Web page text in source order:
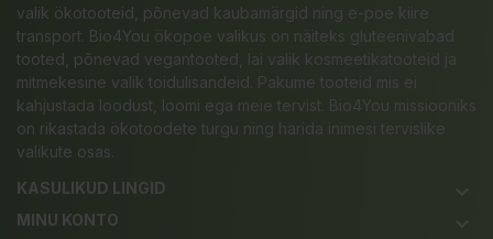
valik ökotooteid, põnevad kaubamärgid ning e-poe kiire
transport. Bio4You ökopoe valikus on näiteks gluteenivabad
tooted, põnevad vegantooted, lai valik kosmeetikatooteid ja
mitmekesine valik toidulisandeid. Pakume tooteid mis ei
kahjustada loodust, loomi ega meie tervist. Bio4You missiooniks
on rikastada ökotoodete turgu ning harida inimesi tervislike
valikute osas.
KASULIKUD LINGID
keyboard_arrow_down
MINU KONTO keyboard_arrow_down